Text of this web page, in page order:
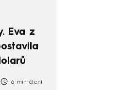
Eva z
6 min čtení